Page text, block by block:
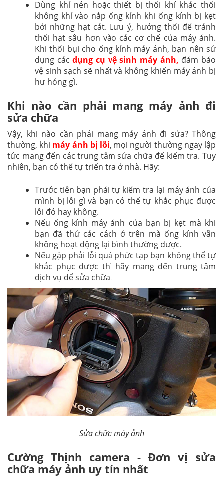
Dùng khí nén hoặc thiết bị thổi khí khác thổi
không khí vào nắp ống kính khi ống kính bị kẹt
bởi những hạt cát. Lưu ý, hướng thổi để tránh
thổi hạt sâu hơn vào các cơ chế của máy ảnh.
Khi thổi bụi cho ống kính máy ảnh, bạn nên sử
dụng cácdụng cụ vệ sinh máy ảnh, đảm bảo
vệ sinh sạch sẽ nhất và không khiến máy ảnh bị
hư hỏng gì.
Khi nào cần phải mang máy ảnh đi
sửa chữa
Vậy, khi nào cần phải mang máy ảnh đi sửa? Thông
thường, khi máy ảnh bị lỗi, mọi người thường ngay lập
tức mang đến các trung tâm sửa chữa để kiểm tra. Tuy
nhiên, bạn có thể tự triển tra ở nhà. Hãy:
Trước tiên bạn phải tự kiểm tra lại máy ảnh của
mình bị lỗi gì và bạn có thể tự khắc phục được
lỗi đó hay không.
Nếu ống kính máy ảnh của bạn bị kẹt mà khi
bạn đã thử các cách ở trên mà ống kính vẫn
không hoạt động lại bình thường được.
Nếu gặp phải lỗi quá phức tạp bạn không thể tự
khắc phục được thì hãy mang đến trung tâm
dịch vụ để sửa chữa.
Sửa chữa máy ảnh
Cường Thịnh camera - Đơn vị sửa
chữa máy ảnh uy tín nhất